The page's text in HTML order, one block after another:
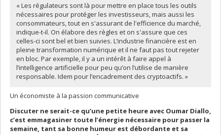
« Les régulateurs sont là pour mettre en place tous les outils
nécessaires pour protéger les investisseurs, mais aussi les
consommateurs, tout en s'assurant de l'efficience du marché,
indique-t-il. On élabore des règles et on s'assure que ces
celles-ci sont bel et bien suivies. L’industrie financière est en
pleine transformation numérique et il ne faut pas tout rejeter
en bloc. Par exemple, il y a un intérêt à faire appel à
l’intelligence artificielle pour peu qu’on l’utilise de manière
responsable. Idem pour l’encadrement des cryptoactifs. »
Un économiste à la passion communicative
Discuter ne serait-ce qu’une petite heure avec Oumar Diallo,
c’est emmagasiner toute l’énergie nécessaire pour passer la
semaine, tant sa bonne humeur est débordante et sa